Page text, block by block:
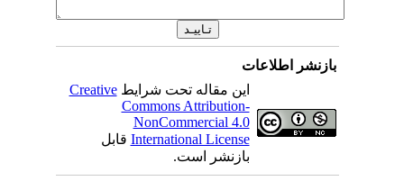
بازنشر اطلاعات
این مقاله تحت شرایطCreative
Commons Attribution-
NonCommercial 4.0
International Licenseقابل
بازنشر است.